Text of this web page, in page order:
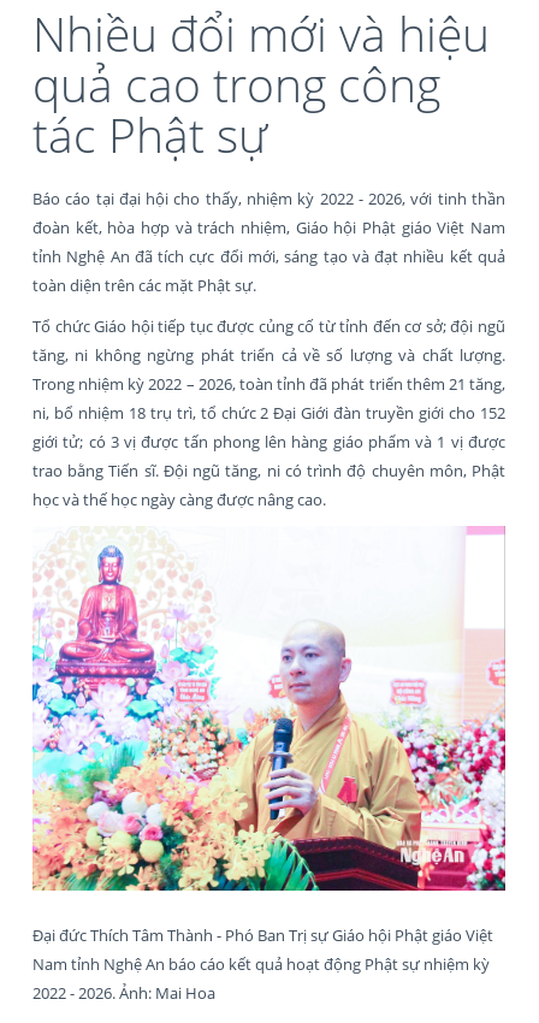
Nhiều đổi mới và hiệu
quả cao trong công
tác Phật sự
Báo cáo tại đại hội cho thấy, nhiệm kỳ 2022 - 2026, với tinh thần
đoàn kết, hòa hợp và trách nhiệm, Giáo hội Phật giáo Việt Nam
tỉnh Nghệ An đã tích cực đổi mới, sáng tạo và đạt nhiều kết quả
toàn diện trên các mặt Phật sự.
Tổ chức Giáo hội tiếp tục được củng cố từ tỉnh đến cơ sở; đội ngũ
tăng, ni không ngừng phát triển cả về số lượng và chất lượng.
Trong nhiệm kỳ 2022 – 2026, toàn tỉnh đã phát triển thêm 21 tăng,
ni, bổ nhiệm 18 trụ trì, tổ chức 2 Đại Giới đàn truyền giới cho 152
giới tử; có 3 vị được tấn phong lên hàng giáo phẩm và 1 vị được
trao bằng Tiến sĩ. Đội ngũ tăng, ni có trình độ chuyên môn, Phật
học và thế học ngày càng được nâng cao.
Đại đức Thích Tâm Thành - Phó Ban Trị sự Giáo hội Phật giáo Việt
Nam tỉnh Nghệ An báo cáo kết quả hoạt động Phật sự nhiệm kỳ
2022 - 2026. Ảnh: Mai Hoa